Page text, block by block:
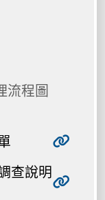
流程圖
查說明